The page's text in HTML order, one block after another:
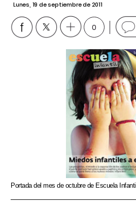
Lunes, 19 de septiembre de 2011
0
Portada del mes de octubre de Escuela Infantil.